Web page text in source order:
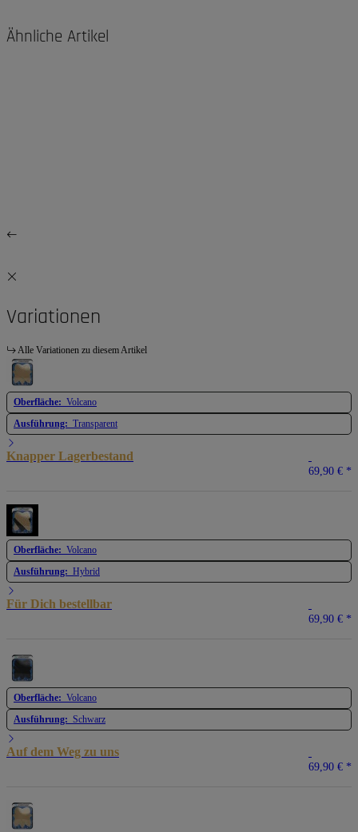
Ähnliche Artikel
Variationen
Alle Variationen zu diesem Artikel
Oberfläche: Volcano
Ausführung: Transparent
Knapper Lagerbestand
69,90 € *
Oberfläche: Volcano
Ausführung: Hybrid
Für Dich bestellbar
69,90 € *
Oberfläche: Volcano
Ausführung: Schwarz
Auf dem Weg zu uns
69,90 € *